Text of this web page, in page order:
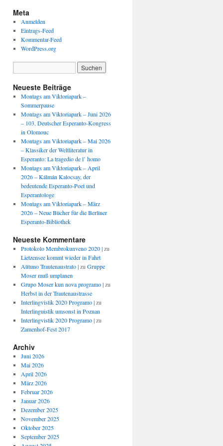
Meta
Anmelden
Eintrags-Feed
Kommentar-Feed
WordPress.org
Neueste Beiträge
Montags am Viktoriapark –
Sommerpause
Montags am Viktoriapark – Juni 2026
– 103. Deutscher Esperanto-Kongress
in Olomouc
Montags am Viktoriapark – Mai 2026
– Klassiker der Weltliteratur in
Esperanto: La tragedio de l’ homo
Montags am Viktoriapark – April
2026 – Kálmán Kalocsay, der
bedeutende Esperanto-Poet und
Esperantologe
Montags am Viktoriapark – März
2026 – Neue Bücher für die Berliner
Esperanto-Bibliothek
Neueste Kommentare
Protokolo Membrokunveno 2020 |zu
Lietzensee kommt wieder in Fahrt
Aŭtuno Trautenaustrato |zu Gruppe
Moser muß umplanen
Grupo Moser kun nova programo |zu
Herbst in der Trautenaustrasse
Interlingvistik 2020 Programo |zu
Interlinguistik umsonst in Poznan
Interlingvistik 2020 Programo |zu
Zamenhof-Fest 2017
Archiv
Juni 2026
Mai 2026
April 2026
März 2026
Februar 2026
Januar 2026
Dezember 2025
November 2025
Oktober 2025
September 2025